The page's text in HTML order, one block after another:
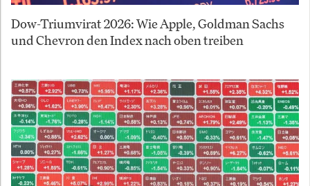
Dow-Triumvirat 2026: Wie Apple, Goldman Sachs
und Chevron den Index nach oben treiben